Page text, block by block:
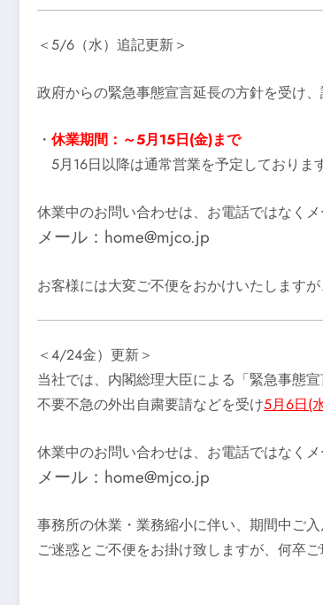
＜5/6（水）追記更新＞
政府からの緊急事態宣言延長の方針を受け
・ 休業期間：～5月15日(金)まで
5月16日以降は通常営業を予定しておりま
休業中のお問い合わせは、お電話ではなくメ
メール：home@mjco.jp
お客様には大変ご不便をおかけいたします
＜4/24金）更新＞
当社では、内閣総理大臣による「緊急事態
不要不急の外出自粛要請などを受け5月6日(
休業中のお問い合わせは、お電話ではなくメ
メール：home@mjco.jp
事務所の休業・業務縮小に伴い、期間中ご
ご迷惑とご不便をお掛け致しますが、何卒